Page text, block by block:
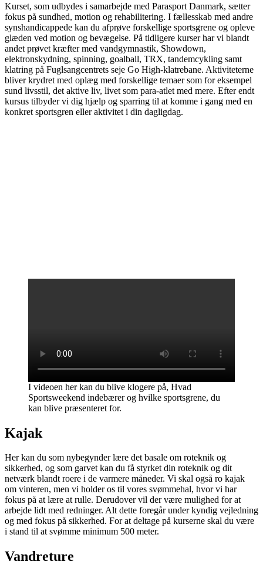
Kurset, som udbydes i samarbejde med Parasport Danmark, sætter
fokus på sundhed, motion og rehabilitering. I fællesskab med andre
synshandicappede kan du afprøve forskellige sportsgrene og opleve
glæden ved motion og bevægelse. På tidligere kurser har vi blandt
andet prøvet kræfter med vandgymnastik, Showdown,
elektronskydning, spinning, goalball, TRX, tandemcykling samt
klatring på Fuglsangcentrets seje Go High-klatrebane. Aktiviteterne
bliver krydret med oplæg med forskellige temaer som for eksempel
sund livsstil, det aktive liv, livet som para-atlet med mere. Efter endt
kursus tilbyder vi dig hjælp og sparring til at komme i gang med en
konkret sportsgren eller aktivitet i din dagligdag.
I videoen her kan du blive klogere på, Hvad
Sportsweekend indebærer og hvilke sportsgrene, du
kan blive præsenteret for.
Kajak
Her kan du som nybegynder lære det basale om roteknik og
sikkerhed, og som garvet kan du få styrket din roteknik og dit
netværk blandt roere i de varmere måneder. Vi skal også ro kajak
om vinteren, men vi holder os til vores svømmehal, hvor vi har
fokus på at lære at rulle. Derudover vil der være mulighed for at
arbejde lidt med redninger. Alt dette foregår under kyndig vejledning
og med fokus på sikkerhed. For at deltage på kurserne skal du være
i stand til at svømme minimum 500 meter.
Vandreture